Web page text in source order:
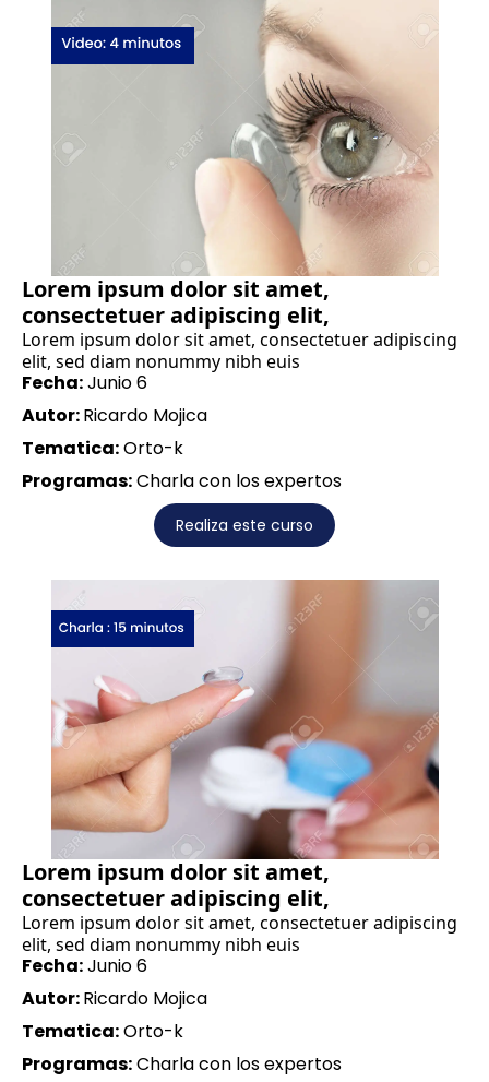
Lorem ipsum dolor sit amet,
consectetuer adipiscing elit,
Lorem ipsum dolor sit amet, consectetuer adipiscing
elit, sed diam nonummy nibh euis
Fecha:Junio 6
Autor:Ricardo Mojica
Tematica:Orto-k
Programas:Charla con los expertos
Realiza este curso
Lorem ipsum dolor sit amet,
consectetuer adipiscing elit,
Lorem ipsum dolor sit amet, consectetuer adipiscing
elit, sed diam nonummy nibh euis
Fecha:Junio 6
Autor:Ricardo Mojica
Tematica:Orto-k
Programas:Charla con los expertos